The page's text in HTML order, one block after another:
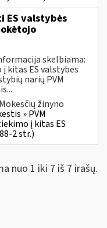
valstybės
skelbiama:
kitas ES valstybes
narių PVM
Mokesčių žinyno
» PVM
į kitas ES
2 str.)
nuo 1 iki 7 iš 7 irašų.